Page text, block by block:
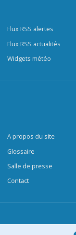
Flux RSS alertes
Flux RSS actualités
Widgets météo
A propos du site
Glossaire
Salle de presse
Contact